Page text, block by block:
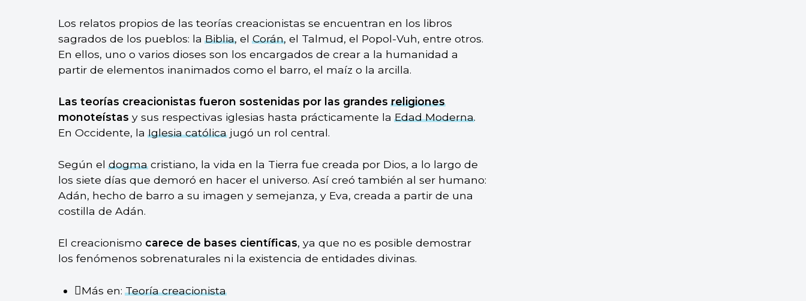
Los relatos propios de las teorías creacionistas se encuentran en los libros
sagrados de los pueblos: laBiblia, elCorán, el Talmud, el Popol-Vuh, entre otros.
En ellos, uno o varios dioses son los encargados de crear a la humanidad a
partir de elementos inanimados como el barro, el maíz o la arcilla.
Las teorías creacionistas fueron sostenidas por las grandesreligiones
monoteístas y sus respectivas iglesias hasta prácticamente laEdad Moderna.
En Occidente, laIglesia católicajugó un rol central.
Según eldogmacristiano, la vida en la Tierra fue creada por Dios, a lo largo de
los siete días que demoró en hacer el universo. Así creó también al ser humano:
Adán, hecho de barro a su imagen y semejanza, y Eva, creada a partir de una
costilla de Adán.
El creacionismo carece de bases científicas, ya que no es posible demostrar
los fenómenos sobrenaturales ni la existencia de entidades divinas.
Más en:Teoría creacionista